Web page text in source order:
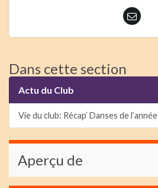
Dans cette section
Actu du Club
Vie du club: Récap’ Danses de l’année
Aperçu de